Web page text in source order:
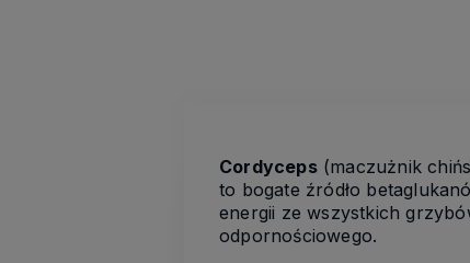
Cordyceps(maczużnik
to bogate źródło
energii ze wszystkich
odpornościowego.